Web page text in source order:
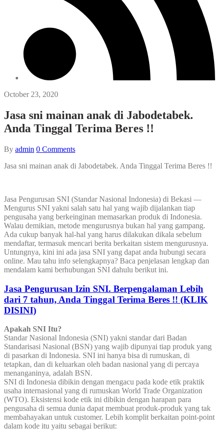
October 23, 2020
Jasa sni mainan anak di Jabodetabek.
Anda Tinggal Terima Beres !!
By admin 0 Comments
Jasa sni mainan anak di Jabodetabek. Anda Tinggal Terima Beres !!
Jasa Pengurusan SNI (Standar Nasional Indonesia) di Bekasi —
Mengurus SNI yakni salah satu hal yang wajib dijalankan tiap
pengusaha yang berkeinginan memasarkan produk di Indonesia.
Walau demikian, metode mengurusnya bukan hal yang gampang.
Ada cukup banyak hal-hal yang harus dilakukan dikala sebelum
mendaftar, termasuk mencari berita berkaitan sistem mengurusnya.
Untungnya, kini ini ada jasa SNI yang dapat anda hubungi secara
online. Mau tahu info selengkapnya? Baca penjelasan lengkap dan
mendalam kami berhubungan SNI dahulu berikut ini.
Jasa Pengurusan Izin SNI. Berpengalaman Lebih
dari 7 tahun, Anda Tinggal Terima Beres !! (KLIK
DISINI)
Apakah SNI Itu?
Standar Nasional Indonesia (SNI) yakni standar dari Badan
Standarisasi Nasional (BSN) yang wajib dipunyai tiap produk yang
di pasarkan di Indonesia. SNI ini hanya bisa di rumuskan, di
tetapkan, dan di keluarkan oleh badan nasional yang di percaya
menanganinya, adalah BSN.
SNI di Indonesia dibikin dengan mengacu pada kode etik praktik
usaha internasional yang di rumuskan World Trade Organization
(WTO). Eksistensi kode etik ini dibikin dengan harapan para
pengusaha di semua dunia dapat membuat produk-produk yang tak
membahayakan untuk customer. Lebih komplit berkaitan point-point
dalam kode itu yaitu sebagai berikut: